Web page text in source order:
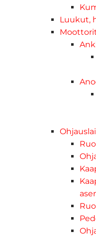
Luukut,